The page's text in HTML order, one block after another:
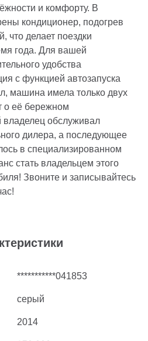
***********041853
серый
2014
и комфорту. В
кондиционер, подогрев
что делает поездки
года. Для вашей
удобства
с функцией автозапуска
машина имела только двух
о её бережном
обслуживал
дилера, а последующее
в специализированном
стать владельцем этого
Звоните и записывайтесь